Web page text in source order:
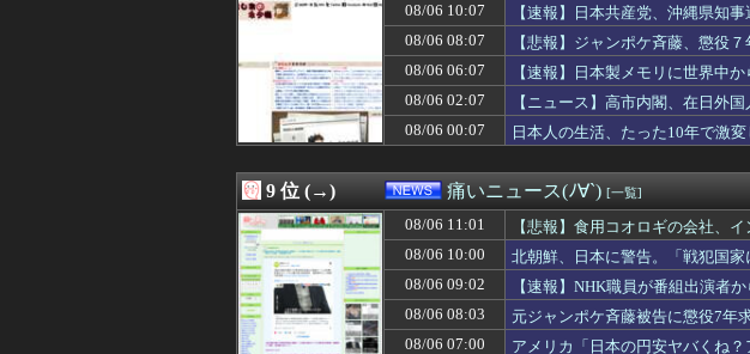
08/06 10:29
【2026年熊本地震】7人犠牲のイオンモール
中国「アメリカさぁ、調子乗ってるからお前ら
ロングはリリーフに戻すかな？
08/06 10:25
sex射精ﾜｲ「オラ！孕め！ｗｗｗｗｗｗｗｗｗ
08/06 10:25
ドラクエ13以降のキャラデザは誰が相応しい？
08/06 10:21
【動画】元西武ライオンズのジェフリー・ヤ
08/06 10:21
【ガンダム】アッザムのいいところで30レスく
08/06 10:19
今まで沈黙を保っていた例の男が反高市活動を
08/06 10:18
【衝撃】マツダ、CX-5がバカ売れで黒字転換
08/06 10:16
【櫻坂46】まさかの知らせも... Buddies、続々
08/06 10:16
（ ´_ゝ`）中道幹事長、食料品消費税2年間1%
08/06 10:16
【FF14】Switch2版の携帯モードで絶アレキ時
08/06 10:16
【悲報】侍ジャパン「監督やって」イチロー・
08/06 10:15
妹から突然「座って用を足して」と真剣にお願
08/06 10:15
元カノが別の男の精液子宮にしこたま溜め込ん
08/06 10:07
【速報】日本共産党、沖縄県知
08/06 08:07
【悲報】ジャンポケ斉藤、懲役
08/06 06:07
【速報】日本製メモリに世界中
08/06 02:07
【ニュース】高市内閣、在日外
08/06 00:07
日本人の生活、たった10年で激
9 位 (→) 痛いニュース(ﾉ∀`) [一覧]
08/06 11:01
【悲報】食用コオロギの会社、
08/06 10:00
北朝鮮、日本に警告。「戦犯国家
08/06 09:02
【速報】NHK職員が番組出演者
08/06 08:03
元ジャンポケ斉藤被告に懲役7
08/06 07:00
アメリカ「日本の円安ヤバくね？